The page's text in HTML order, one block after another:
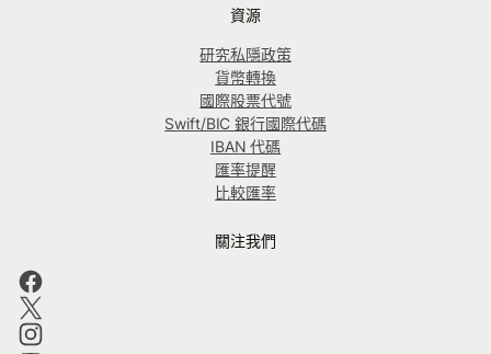
資源
研究私隱政策
貨幣轉換
國際股票代號
Swift/BIC 銀行國際代碼
IBAN 代碼
匯率提醒
比較匯率
關注我們